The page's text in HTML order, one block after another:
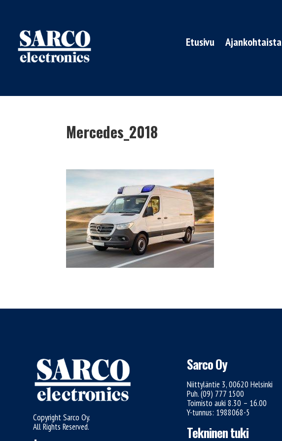
Etusivu Ajankohtaista
Mercedes_2018
Copyright Sarco Oy.
All Rights Reserved.
Sarco Oy
Niittyläntie 3, 00620 Helsinki
Puh. (09) 777 1500
Toimisto auki 8.30 – 16.00
Y-tunnus: 1988068-5
Tekninen tuki